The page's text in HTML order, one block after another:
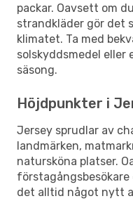
packar. Oavsett om
strandkläder gör det
klimatet. Ta med
solskyddsmedel eller
säsong.
Höjdpunkter i
Jersey sprudlar av
landmärken,
natursköna platser.
det alltid något nytt